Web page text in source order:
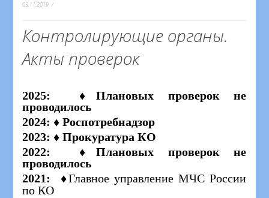
03.11.2019
Контролирующие органы.
Акты проверок
2025: ♦Плановых проверок не
проводилось
2024: ♦ Роспотребнадзор
2023: ♦Прокуратура КО
2022: ♦Плановых проверок не
проводилось
2021: ♦Главное управление МЧС России
по КО